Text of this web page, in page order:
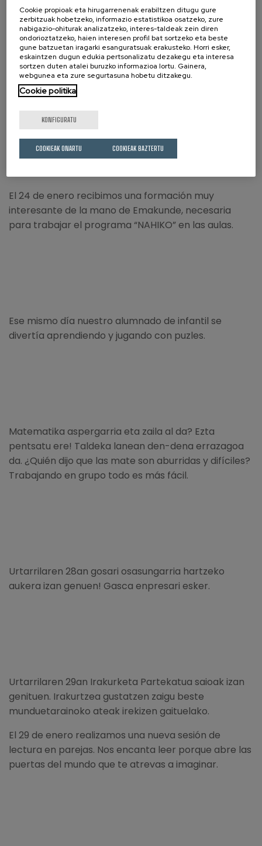
Urtarrilaren 22an Mercabilbaora joan ginen.
Este mes también hemos iniciado el proyecto
Txanogorritxu con nuestro alumnado de dos años.
El 24 de enero recibimos una formación muy
interesante de la mano de Emakunde, necesaria
para trabajar el programa “NAHIKO” en las aulas.
Ese mismo día nuestro alumnado de infantil se
divertía aprendiendo y jugando con puzles.
Matematika aspergarria eta zaila al da? Ezta
pentsatu ere! Taldeka lanean den-dena errazagoa
da. ¿Quién dijo que las mate son aburridas y difíciles?
Trabajando en grupo todo es más fácil.
Urtarrilaren 28an gosari osasungarria hartzeko
aukera izan genuen! Gasca enpresari esker.
Urtarrilaren 29an Irakurketa Partekatua saioak izan
genituen. Irakurtzea gustatzen zaigu beste
munduetarainoko ateak irekizen gaituelako.
El 29 de enero realizamos una nueva sesión de
lectura en parejas. Nos encanta leer porque abre las
puertas del mundo que te atrevas a imaginar.
Cookie propioak eta hirugarrenenak erabiltzen ditugu gure
zerbitzuak hobetzeko, informazio estatistikoa osatzeko, zure
nabigazio-ohiturak analizatzeko, interes-taldeak zein diren
ondorioztatzeko, haien interesen profil bat sortzeko eta beste
gune batzuetan iragarki esanguratsuak erakusteko. Horri esker,
eskaintzen dugun edukia pertsonalizatu dezakegu eta interesa
sortzen duten atalei buruzko informazioa lortu. Gainera,
webgunea eta zure segurtasuna hobetu ditzakegu.
Cookie politika
KONFIGURATU
COOKIEAK BAZTERTU
COOKIEAK ONARTU